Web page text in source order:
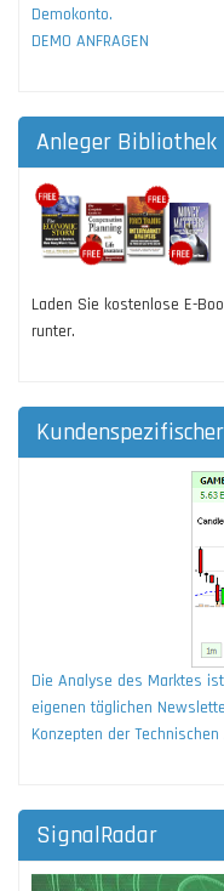
Demokonto.
DEMO ANFRAGEN
Anleger Bibliothek
Laden Sie kostenlose E-
runter.
Die Analyse des Marktes
eigenen täglichen
Konzepten der
SignalRadar